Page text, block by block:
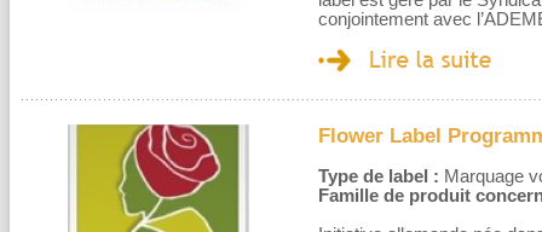
conjointement avec
Flower Label
Type de label : Marquage
Famille de produit